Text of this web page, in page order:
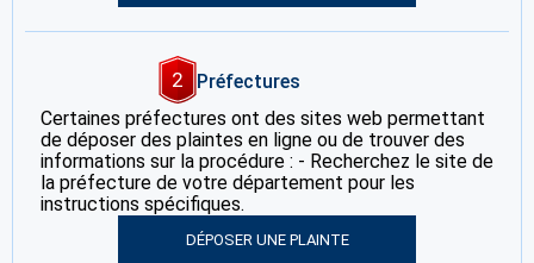
2
Préfectures
Certaines préfectures ont des sites web permettant
de déposer des plaintes en ligne ou de trouver des
informations sur la procédure : - Recherchez le site de
la préfecture de votre département pour les
instructions spécifiques.
DÉPOSER UNE PLAINTE